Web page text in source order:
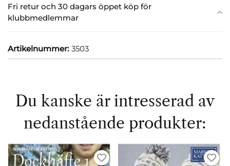
Fri retur och 30 dagars öppet köp för
klubbmedlemmar
Artikelnummer: 3503
Du kanske är intresserad av
nedanstående produkter: